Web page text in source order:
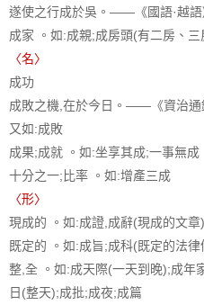
遂使之行成於吳。——《國語·越語
成家 。如:成親;成房頭(有二房、
〈名〉
成功
成敗之機,在於今日。——《資治通
又如:成敗
成果;成就 。如:坐享其成;一事無成
十分之一;比率 。如:增產三成
〈形〉
現成的 。如:成證,成辭(現成的文
既定的 。如:成旨;成科(既定的法律
整,全 。如:成天際(一天到晚);成年
日(整天);成批;成夜;成篇